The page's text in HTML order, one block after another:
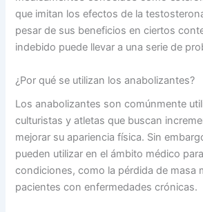
que imitan los efectos de la
pesar de sus beneficios en ciertos
indebido puede llevar a una serie de
¿Por qué se utilizan los anabolizantes?
Los anabolizantes son comúnmente
culturistas y atletas que buscan
mejorar su apariencia física. Sin
pueden utilizar en el ámbito médico
condiciones, como la pérdida de masa
pacientes con enfermedades crónicas.